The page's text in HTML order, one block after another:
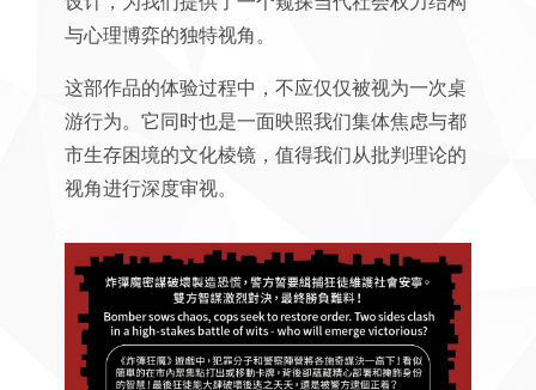
与心理博弈的独特视角。
这部作品的体验过程中，不应仅仅被视为一次桌
游行为。它同时也是一面映照我们集体焦虑与都
市生存困境的文化棱镜，值得我们从批判理论的
视角进行深度审视。